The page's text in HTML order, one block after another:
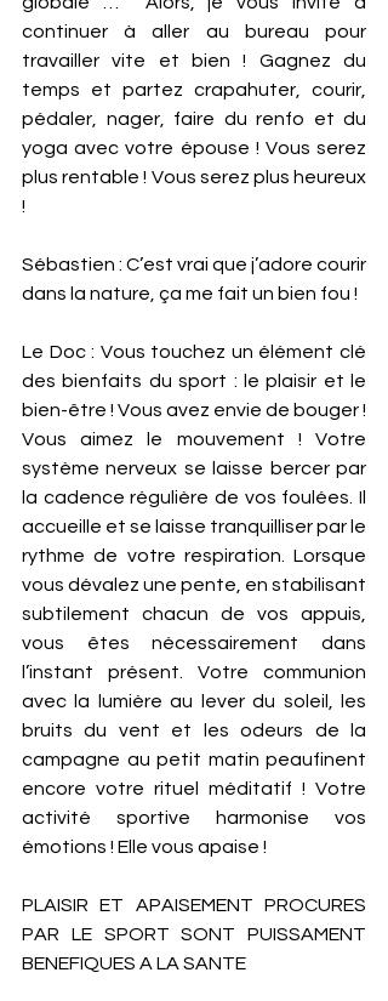
continuer à aller au bureau pour
travailler vite et bien ! Gagnez du
temps et partez crapahuter, courir,
pédaler, nager, faire du renfo et du
yoga avec votre épouse ! Vous serez
plus rentable ! Vous serez plus heureux
!
Sébastien : C’est vrai que j’adore courir
dans la nature, ça me fait un bien fou !
Le Doc : Vous touchez un élément clé
des bienfaits du sport : le plaisir et le
bien-être ! Vous avez envie de bouger !
Vous aimez le mouvement ! Votre
système nerveux se laisse bercer par
la cadence régulière de vos foulées. Il
accueille et se laisse tranquilliser par le
rythme de votre respiration. Lorsque
vous dévalez une pente, en stabilisant
subtilement chacun de vos appuis,
vous êtes nécessairement dans
l’instant présent. Votre communion
avec la lumière au lever du soleil, les
bruits du vent et les odeurs de la
campagne au petit matin peaufinent
encore votre rituel méditatif ! Votre
activité sportive harmonise vos
émotions ! Elle vous apaise !
PLAISIR ET APAISEMENT PROCURES
PAR LE SPORT SONT PUISSAMENT
BENEFIQUES A LA SANTE